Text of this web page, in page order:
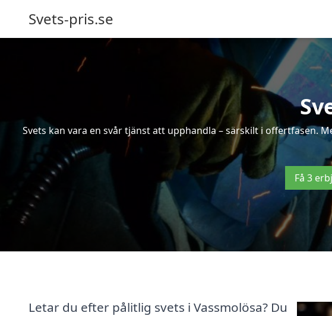
Svets-pris.se
Svets kan vara en svår tjänst att upphandla – särskilt i offertfasen.
Få 3
Letar du efter pålitlig svets i Vassmolösa? Du